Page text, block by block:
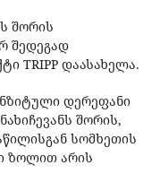
შორის
შედეგად
TRIPP დაასახელა.
დერეფანი
შორის,
სომხეთის
ზოლით არის